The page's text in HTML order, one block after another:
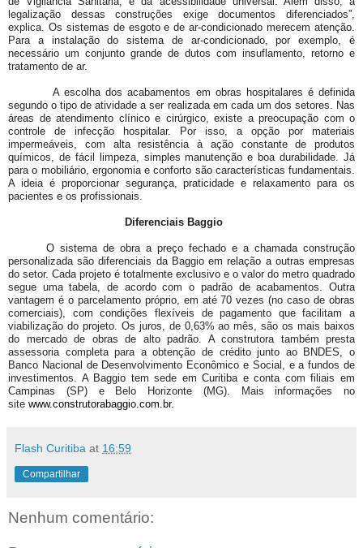
legalização dessas construções exige documentos diferenciados”,
explica. Os sistemas de esgoto e de ar-condicionado merecem atenção.
Para a instalação do sistema de ar-condicionado, por exemplo, é
necessário um conjunto grande de dutos com insuflamento, retorno e
tratamento de ar.
A escolha dos acabamentos em obras hospitalares é definida
segundo o tipo de atividade a ser realizada em cada um dos setores. Nas
áreas de atendimento clínico e cirúrgico, existe a preocupação com o
controle de infecção hospitalar. Por isso, a opção por materiais
impermeáveis, com alta resistência à ação constante de produtos
químicos, de fácil limpeza, simples manutenção e boa durabilidade. Já
para o mobiliário, ergonomia e conforto são características fundamentais.
A ideia é proporcionar segurança, praticidade e relaxamento para os
pacientes e os profissionais.
Diferenciais Baggio
O sistema de obra a preço fechado e a chamada construção
personalizada são diferenciais da Baggio em relação a outras empresas
do setor. Cada projeto é totalmente exclusivo e o valor do metro quadrado
segue uma tabela, de acordo com o padrão de acabamentos. Outra
vantagem é o parcelamento próprio, em até 70 vezes (no caso de obras
comerciais), com condições flexíveis de pagamento que facilitam a
viabilização do projeto. Os juros, de 0,63% ao mês, são os mais baixos
do mercado de obras de alto padrão. A construtora também presta
assessoria completa para a obtenção de crédito junto ao BNDES, o
Banco Nacional de Desenvolvimento Econômico e Social, e a fundos de
investimentos. A Baggio tem sede em Curitiba e conta com filiais em
Campinas (SP) e Belo Horizonte (MG). Mais informações no
site www.construtorabaggio.com.br.
Flash Curitiba at 16:59
Compartilhar
Nenhum comentário: